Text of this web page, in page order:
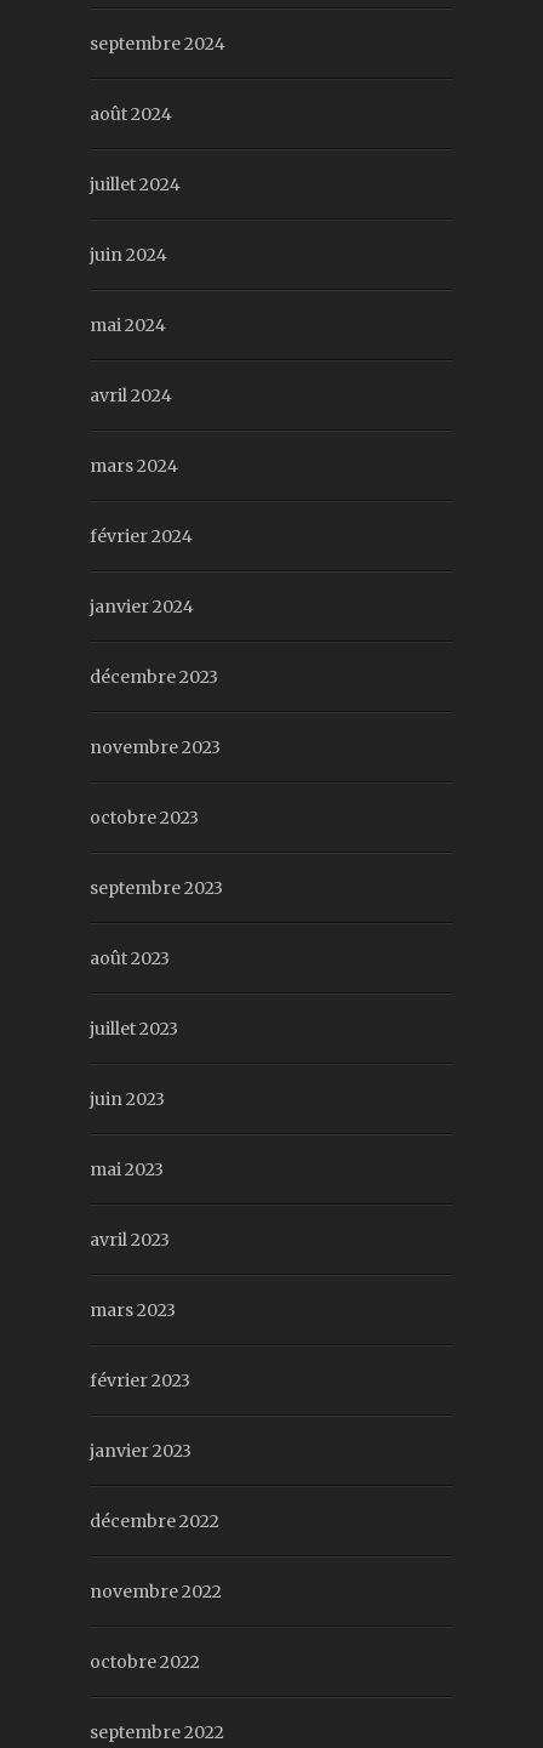
septembre 2024
août 2024
juillet 2024
juin 2024
mai 2024
avril 2024
mars 2024
février 2024
janvier 2024
décembre 2023
novembre 2023
octobre 2023
septembre 2023
août 2023
juillet 2023
juin 2023
mai 2023
avril 2023
mars 2023
février 2023
janvier 2023
décembre 2022
novembre 2022
octobre 2022
septembre 2022